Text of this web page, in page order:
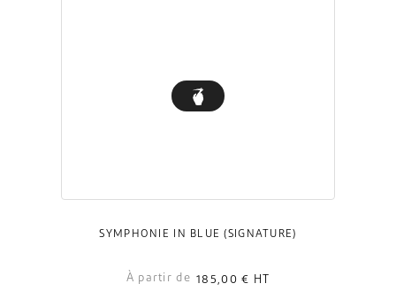
SYMPHONIE IN BLUE (SIGNATURE)
À partir de 185,00 € HT